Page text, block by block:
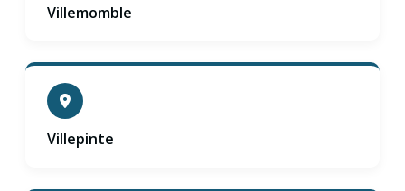
Villemomble
Villepinte